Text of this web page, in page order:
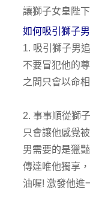
讓獅子女皇陛
如何吸引獅子
1. 吸引獅子男
不要冒犯他的
之間只會以命
2. 事事順從獅
只會讓他感覺
男需要的是獵
傳達唯他獨享
油喔! 激發他進